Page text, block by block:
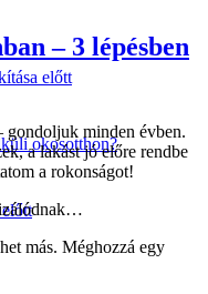
előtt
okosotthon?
– 3 lépésben
gondoljuk minden évben.
a lakást jó előre rendbe
a rokonságot!
más. Méghozzá egy